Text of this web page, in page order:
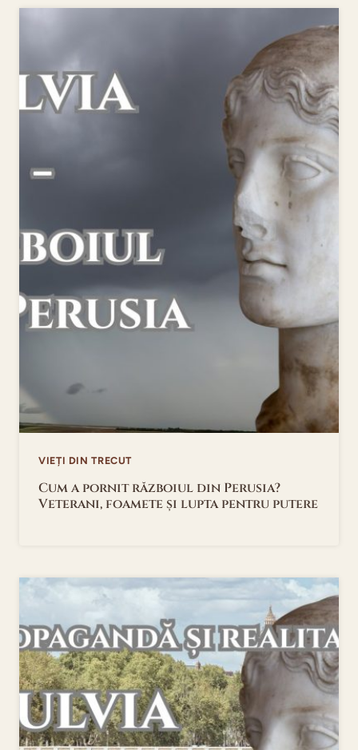
VIEȚI DIN TRECUT
Cum a pornit războiul din Perusia?
Veterani, foamete și lupta pentru putere